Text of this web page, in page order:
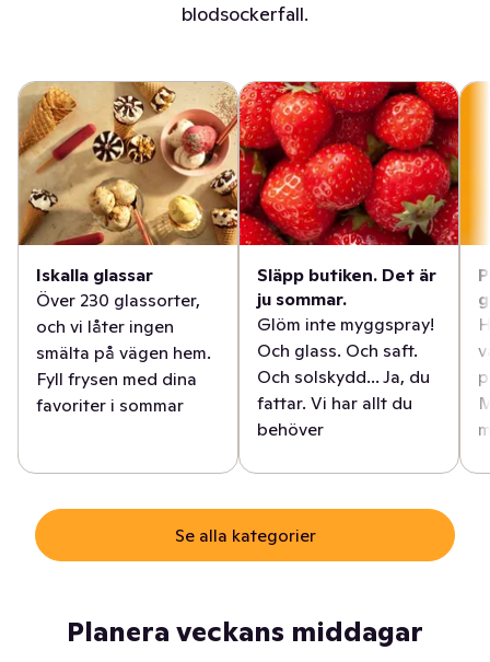
blodsockerfall.
Iskalla glassar
Över 230 glassorter,
och vi låter ingen
smälta på vägen hem.
Fyll frysen med dina
favoriter i sommar
Släpp butiken. Det är
ju sommar.
Glöm inte myggspray!
Och glass. Och saft.
Och solskydd... Ja, du
fattar. Vi har allt du
behöver
Se alla kategorier
Planera veckans middagar